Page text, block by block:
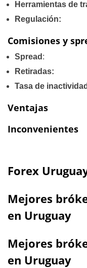
Herramientas de
Regulación:
Comisiones y
Spread :
Retiradas:
Tasa de
Ventajas
Inconvenientes
Forex
Mejores
en Uruguay
Mejores
en Uruguay